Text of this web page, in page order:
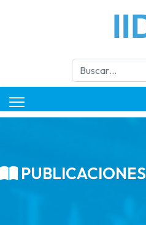
Buscar
PUBLICACIONES